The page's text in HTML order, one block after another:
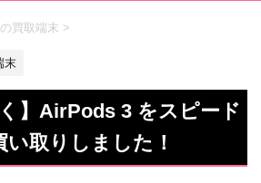
買取端末 >
末
く】AirPods 3 をスピード
い取りしました！